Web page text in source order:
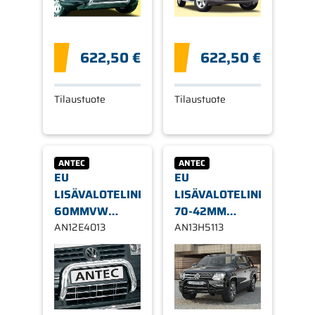
622,50 €
Tilaustuote
622,50 €
Tilaustuote
ANTEC
EU
LISÄVALOTELINE
60MMVW
CADDY,MATALA
05/2004+02/2008-
AN12E4013
ANTEC
EU
LISÄVALOTELINE
70-42MM
MUSTA VW
AMAROK 2010-
AN13H5113